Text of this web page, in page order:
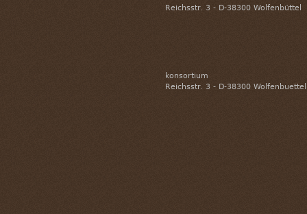
Reichsstr. 3 - D-38300 Wolfenbüttel
konsortium
Reichsstr. 3 - D-38300